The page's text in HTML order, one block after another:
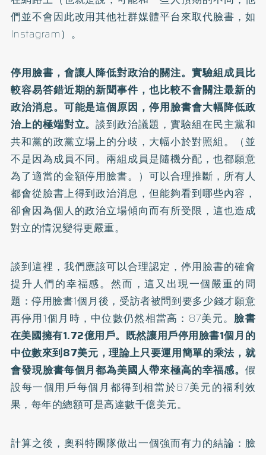
們並不會因此改用其他社群媒體平台來取代臉書，如
Instagram）。
停用臉書，會讓人降低對政治的關注。實驗組成員比
較容易答錯近期的新聞事件，也比較不會關注最新的
政治消息。可能是這個原因，停用臉書會大幅降低政
治上的極端對立。談到政治議題，實驗組在民主黨和
共和黨的政黨立場上的分歧，大幅小於對照組。（並
不是因為成員不同。兩組成員是隨機分配，也都願意
為了適當的金額停用臉書。）可以合理推斷，所有人
都會從臉書上得到政治消息，但能夠看到哪些內容，
卻會因為個人的政治立場傾向而有所受限，這也造成
對立的情況變得更嚴重。
談到這裡，我們應該可以合理認定，停用臉書的確會
提升人們的幸福感。然而，這又出現一個嚴重的問
題：停用臉書1個月後，受訪者被問到要多少錢才願意
再停用1個月時，中位數仍然相當高：87美元。臉書
在美國擁有1.72億用戶。既然讓用戶停用臉書1個月的
中位數來到87美元，理論上只要運用簡單的乘法，就
會發現臉書每個月都為美國人帶來極高的幸福感。 假
設每一個用戶每個月都得到相當於87美元的福利效
果，每年的總額可是高達數千億美元。
計算之後，奧科特團隊做出一個強而有力的結論：臉